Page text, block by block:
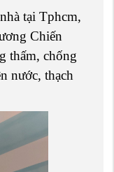
tại Tphcm,
Chiến
thấm, chống
nước, thạch